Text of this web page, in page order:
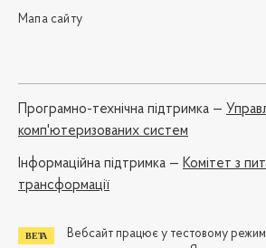
Мапа сайту
Програмно-технічна підтримка —
комп'ютеризованих систем
Iнформаційна підтримка — Комітет з
трансформації
Вебсайт працює у тестовому